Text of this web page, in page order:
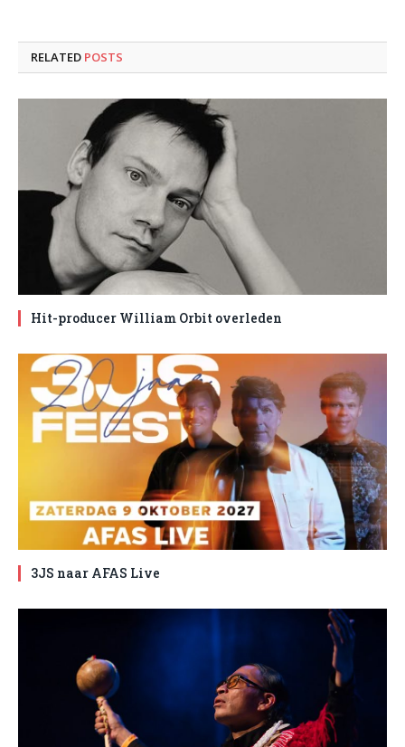
RELATED POSTS
Hit-producer William Orbit overleden
3JS naar AFAS Live